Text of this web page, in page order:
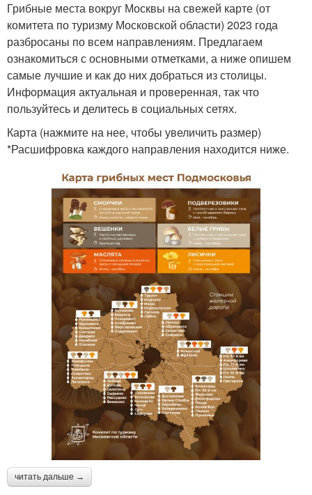
Грибные места вокруг Москвы на свежей карте (от
комитета по туризму Московской области) 2023 года
разбросаны по всем направлениям. Предлагаем
ознакомиться с основными отметками, а ниже опишем
самые лучшие и как до них добраться из столицы.
Информация актуальная и проверенная, так что
пользуйтесь и делитесь в социальных сетях.
Карта (нажмите на нее, чтобы увеличить размер)
*Расшифровка каждого направления находится ниже.
читать дальше →